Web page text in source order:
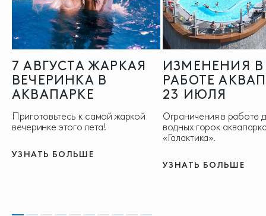
7 АВГУСТА ЖАРКАЯ
ВЕЧЕРИНКА В
АКВАПАРКЕ
Приготовьтесь к самой жаркой
вечеринке этого лета!
УЗНАТЬ БОЛЬШЕ
ИЗМЕНЕНИЯ В
РАБОТЕ
23 ИЮЛЯ
Ограничения в работе
водных горок
«Галактика».
УЗНАТЬ БОЛЬШЕ